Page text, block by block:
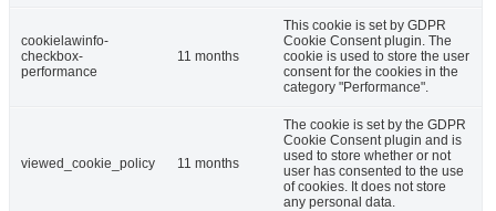
cookielawinfo-
checkbox-
performance
11 months
This cookie is set by GDPR
Cookie Consent plugin. The
cookie is used to store the user
consent for the cookies in the
category "Performance".
viewed_cookie_policy 11 months
The cookie is set by the GDPR
Cookie Consent plugin and is
used to store whether or not
user has consented to the use
of cookies. It does not store
any personal data.